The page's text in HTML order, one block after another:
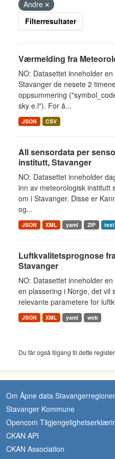
Andre
Filterresultater
Værmelding fra
NO: Datasettet inneholder
Stavanger de nesete 2
oppsummering
sky e.l"). For å...
JSON CSV
All sensordata per
institutt, Stavanger
NO: Datasettet inneholder
inn av meteorologisk institutt
om i Stavanger. Disse er
og...
JSON XML yaml ZIP text
Luftkvalitetsprognose
Stavanger
NO: Datasettet inneholder
en plassering i Norge, det vil
relevante parametere for
JSON XML yaml web
Du får også tilgang til dette
Om Åpne data
Stavanger Kommune
Opencom
CKAN API
CKAN Association